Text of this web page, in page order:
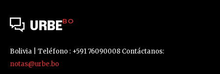
URBEBO
Bolivia | Teléfono : +591 76090008 Contáctanos:
notas@urbe.bo